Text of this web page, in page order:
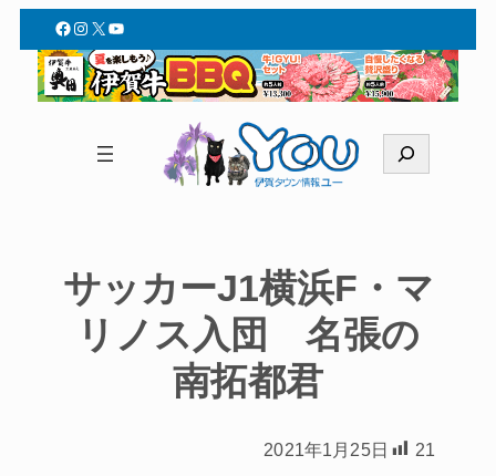
Facebook
Instagram
X YouTube
索
サッカーJ1横浜F・マ
リノス入団 名張の
南拓都君
2021年1月25日 21